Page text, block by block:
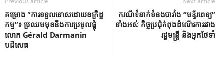
គម្រោង “ការទទួលទោសដោយឧក្រិដ្ឋ
កម្ម”៖ ប្រឈមមុខនឹងការប្រមូលផ្តុំ
លោក Gérald Darmanin
បដិសេធ
ករណីទំនាក់ទំនងបារាំង “មន្ទីរពេទ្យ”
ទាំងអស់ កិច្ចប្រជុំកំពុងដំណើរការរវាង
រដ្ឋមន្ត្រី និងអ្នកថែទាំ